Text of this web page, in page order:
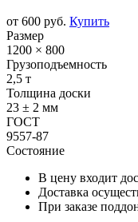
от 600 руб. Купить
Размер
1200 × 800
Грузоподъемность
2,5 т
Толщина доски
23 ± 2 мм
ГОСТ
9557-87
Состояние
В цену входит
Доставка
При заказе